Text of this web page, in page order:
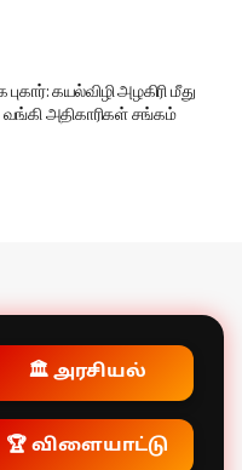
கயல்விழி அழகிரி மீது
அதிகாரிகள் சங்கம்
🏛️ அரசியல்
🏆 விளையாட்டு